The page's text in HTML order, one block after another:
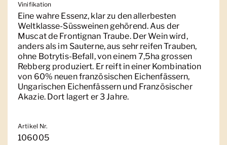
Vinifikation
Eine wahre Essenz, klar zu den allerbesten
Weltklasse-Süssweinen gehörend. Aus der
Muscat de Frontignan Traube. Der Wein wird,
anders als im Sauterne, aus sehr reifen Trauben,
ohne Botrytis-Befall, von einem 7,5ha grossen
Rebberg produziert. Er reift in einer Kombination
von 60% neuen französischen Eichenfässern,
Ungarischen Eichenfässern und Französischer
Akazie. Dort lagert er 3 Jahre.
Artikel Nr.
106005